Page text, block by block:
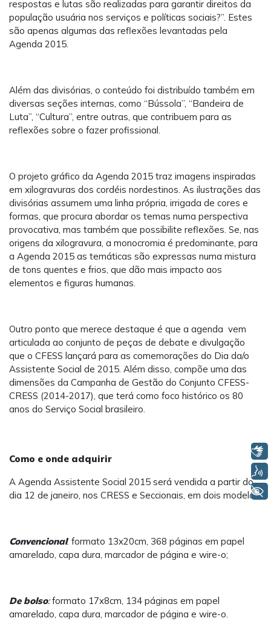
respostas e lutas são realizadas para garantir direitos da
população usuária nos serviços e políticas sociais?”. Estes
são apenas algumas das reflexões levantadas pela
Agenda 2015.
Além das divisórias, o conteúdo foi distribuído também em
diversas seções internas, como “Bússola”, “Bandeira de
Luta”, “Cultura”, entre outras, que contribuem para as
reflexões sobre o fazer profissional.
O projeto gráfico da Agenda 2015 traz imagens inspiradas
em xilogravuras dos cordéis nordestinos. As ilustrações das
divisórias assumem uma linha própria, irrigada de cores e
formas, que procura abordar os temas numa perspectiva
provocativa, mas também que possibilite reflexões. Se, nas
origens da xilogravura, a monocromia é predominante, para
a Agenda 2015 as temáticas são expressas numa mistura
de tons quentes e frios, que dão mais impacto aos
elementos e figuras humanas.
Outro ponto que merece destaque é que a agenda vem
articulada ao conjunto de peças de debate e divulgação
que o CFESS lançará para as comemorações do Dia da/o
Assistente Social de 2015. Além disso, compõe uma das
dimensões da Campanha de Gestão do Conjunto CFESS-
CRESS (2014-2017), que terá como foco histórico os 80
anos do Serviço Social brasileiro.
Como e onde adquirir
A Agenda Assistente Social 2015 será vendida a partir do
dia 12 de janeiro, nos CRESS e Seccionais, em dois modelos:
Convencional: formato 13x20cm, 368 páginas em papel
amarelado, capa dura, marcador de página e wire-o;
De bolso:formato 17x8cm, 134 páginas em papel
amarelado, capa dura, marcador de página e wire-o.
+ Acessibilidade